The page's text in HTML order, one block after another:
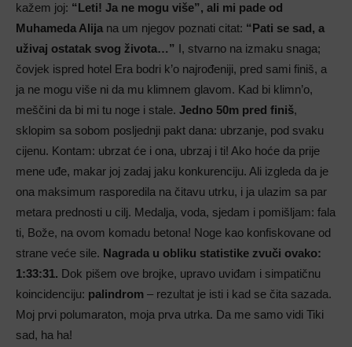
kažem joj: “Leti! Ja ne mogu više”, ali mi pade od
Muhameda Alija na um njegov poznati citat: “Pati se sad, a
uživaj ostatak svog života…” I, stvarno na izmaku snaga;
čovjek ispred hotel Era bodri k’o najrođeniji, pred sami finiš, a
ja ne mogu više ni da mu klimnem glavom. Kad bi klimn’o,
meščini da bi mi tu noge i stale. Jedno 50m pred finiš,
sklopim sa sobom posljednji pakt dana: ubrzanje, pod svaku
cijenu. Kontam: ubrzat će i ona, ubrzaj i ti! Ako hoće da prije
mene uđe, makar joj zadaj jaku konkurenciju. Ali izgleda da je
ona maksimum rasporedila na čitavu utrku, i ja ulazim sa par
metara prednosti u cilj. Medalja, voda, sjedam i pomišljam: fala
ti, Bože, na ovom komadu betona! Noge kao konfiskovane od
strane veće sile. Nagrada u obliku statistike zvuči ovako:
1:33:31. Dok pišem ove brojke, upravo uviđam i simpatičnu
koincidenciju: palindrom – rezultat je isti i kad se čita sazada.
Moj prvi polumaraton, moja prva utrka. Da me samo vidi Tiki
sad, ha ha!